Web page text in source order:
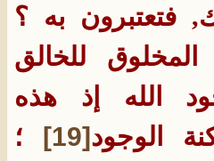
فتعتبرون به ؟
للخالق
الله إذ هذه
الوجود[19]
؛